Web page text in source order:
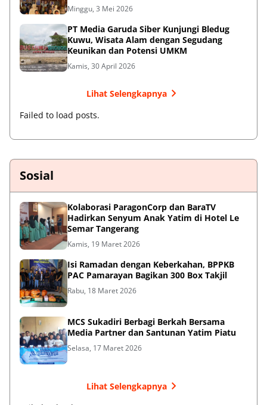
Minggu, 3 Mei 2026
PT Media Garuda Siber Kunjungi Bledug
Kuwu, Wisata Alam dengan Segudang
Keunikan dan Potensi UMKM
Kamis, 30 April 2026
Lihat Selengkapnya
Failed to load posts.
Sosial
Kolaborasi ParagonCorp dan BaraTV
Hadirkan Senyum Anak Yatim di Hotel Le
Semar Tangerang
Kamis, 19 Maret 2026
Isi Ramadan dengan Keberkahan, BPPKB
PAC Pamarayan Bagikan 300 Box Takjil
Rabu, 18 Maret 2026
MCS Sukadiri Berbagi Berkah Bersama
Media Partner dan Santunan Yatim Piatu
Selasa, 17 Maret 2026
Lihat Selengkapnya